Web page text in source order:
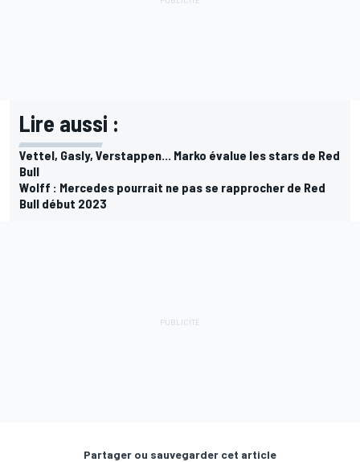
Lire aussi :
Vettel, Gasly, Verstappen... Marko évalue les stars de Red
Bull
Wolff : Mercedes pourrait ne pas se rapprocher de Red
Bull début 2023
Partager ou sauvegarder cet article